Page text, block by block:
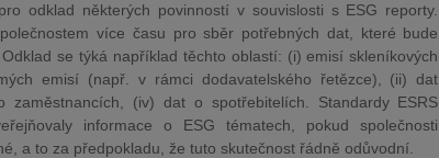
odklad některých povinností v souvislosti s ESG reporty.
více času pro sběr potřebných dat, které bude
se týká například těchto oblastí: (i) emisí skleníkových
emisí (např. v rámci dodavatelského řetězce), (ii) dat
zaměstnancích, (iv) dat o spotřebitelích. Standardy ESRS
informace o ESG tématech, pokud společnosti
a to za předpokladu, že tuto skutečnost řádně odůvodní.